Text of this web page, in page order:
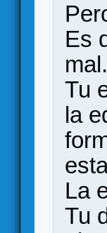
Es
mal.
Tu
la
La
Tu